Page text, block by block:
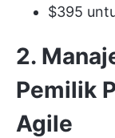
$395
2.
Pemilik
Agile